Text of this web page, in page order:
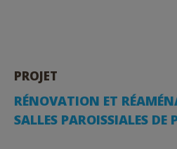
PROJET
RÉNOVATION ET
SALLES PAROISSIALES